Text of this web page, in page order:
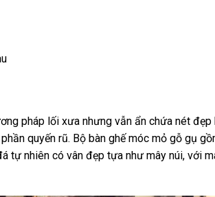
pháp lối xưa nhưng vẫn ẩn chứa nét đẹp
quyến rũ. Bộ bàn ghế móc mỏ gỗ gụ
tự nhiên có vân đẹp tựa như mây núi, với